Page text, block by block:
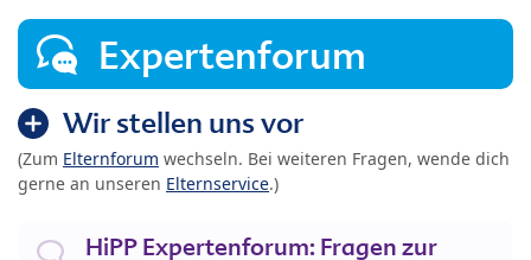
Expertenforum
Wir stellen uns vor
(Zum Elternforum wechseln. Bei weiteren Fragen, wende dich
gerne an unseren Elternservice.)
HiPP Expertenforum: Fragen zur